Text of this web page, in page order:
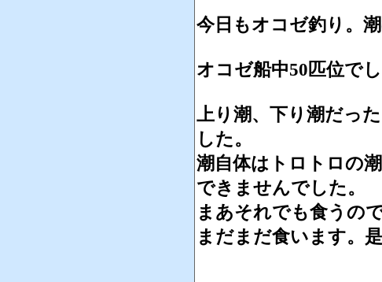
今日もオコゼ釣り。
オコゼ船中50匹位で
上り潮、下り潮だっ
した。
潮自体はトロトロの
できませんでした。
まあそれでも食うの
まだまだ食います。